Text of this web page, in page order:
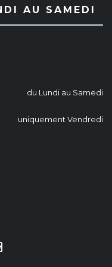
AU SAMEDI
du Lundi au Samedi
uniquement Vendredi